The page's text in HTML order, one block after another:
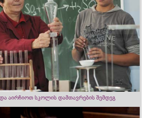
აირჩიოთ სკოლის დამთავრების შემდეგ